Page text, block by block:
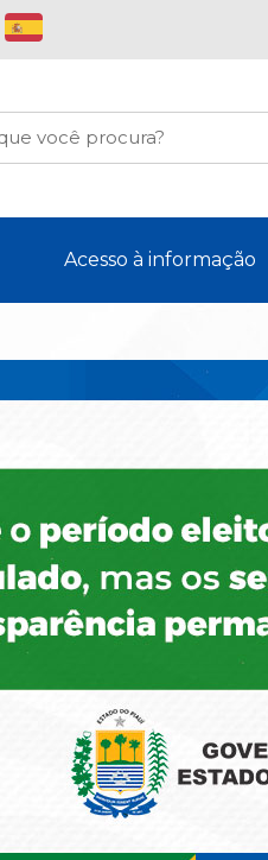
Acesso à informação